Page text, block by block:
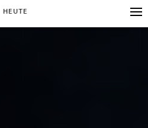
HEUTE